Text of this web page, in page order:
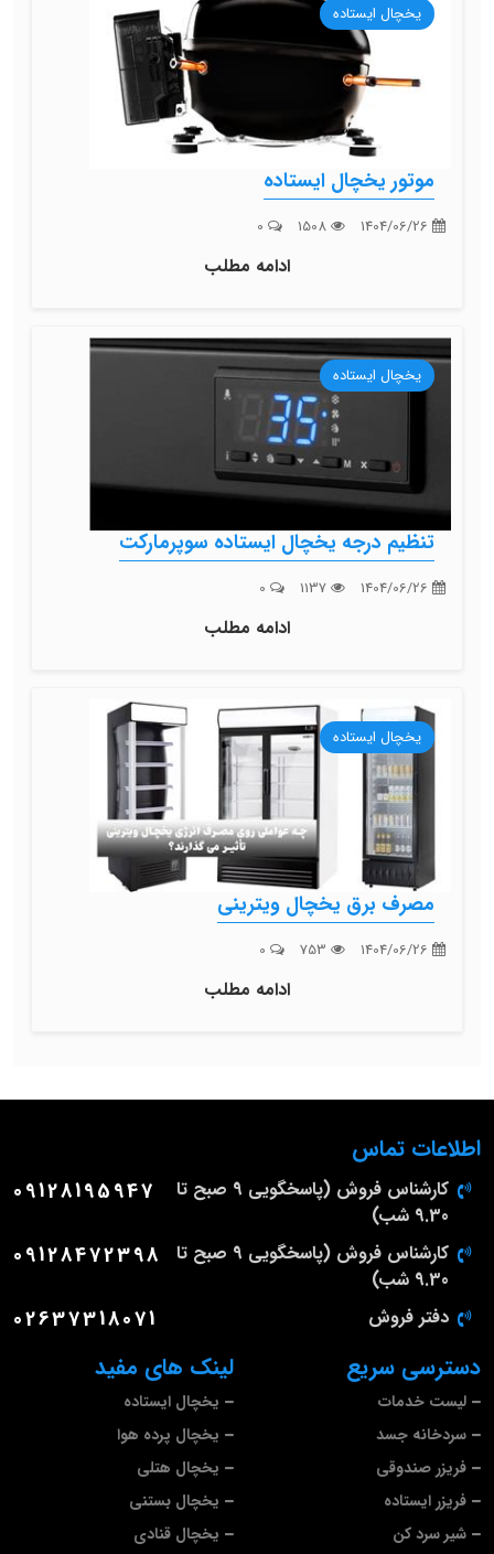
یخچال ایستاده
موتور یخچال ایستاده
ادامه مطلب
یخچال ایستاده
تنظیم درجه یخچال ایستاده سوپرمارکت
ادامه مطلب
یخچال ایستاده
مصرف برق یخچال ویترینی
ادامه مطلب
لینک های مفید
یخچال ایستاده
یخچال پرده هوا
یخچال هتلی
یخچال بستنی
یخچال قنادی
دسترسی سریع
لیست خدمات
سردخانه جسد
فریزر صندوقی
فریزر ایستاده
شیر سرد کن
اطلاعات تماس
کارشناس فروش (پاسخگویی 9 صبح تا
9.30 شب)
09128195947
کارشناس فروش (پاسخگویی 9 صبح تا
9.30 شب)
09128472398
دفتر فروش 02637318071